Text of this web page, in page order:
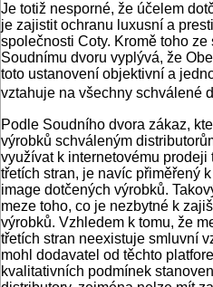
Je totiž nesporné, že účelem
je zajistit ochranu luxusní a
společnosti Coty. Kromě toho
Soudnímu dvoru vyplývá, že
toto ustanovení objektivní a
vztahuje na všechny schválené
Podle Soudního dvora zákaz,
výrobků schváleným
využívat k internetovému prodeji
třetích stran, je navíc přiměřený
image dotčených výrobků.
meze toho, co je nezbytné k
výrobků. Vzhledem k tomu, že
třetích stran neexistuje smluvní
mohl dodavatel od těchto
kvalitativních podmínek